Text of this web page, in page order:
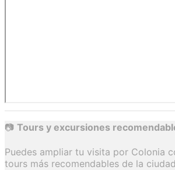
📷​ Tours y excursiones
Puedes ampliar tu visita por Colonia
tours más recomendables de la